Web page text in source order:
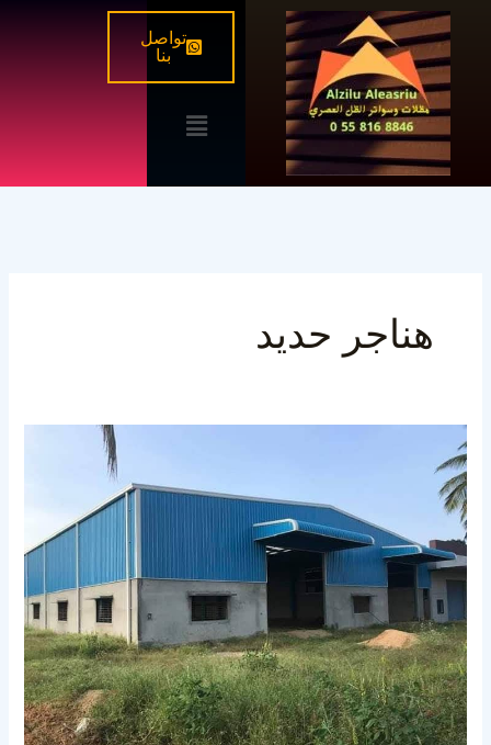
تخطي
المحتوى
تواصل
بنا
القائمة
هناجر حديد
هناجر
شينكو
في
مكة
|
مؤسسة
الظل
العصري